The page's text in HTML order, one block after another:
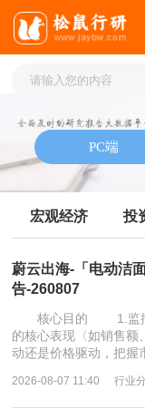
宏观经济 投
蔚云出海-「电动洁
告-260807
核心目的 1.监控
的核心表现〈如销售额
动还是价格驱动，把
2026-08-07 11:40 行业